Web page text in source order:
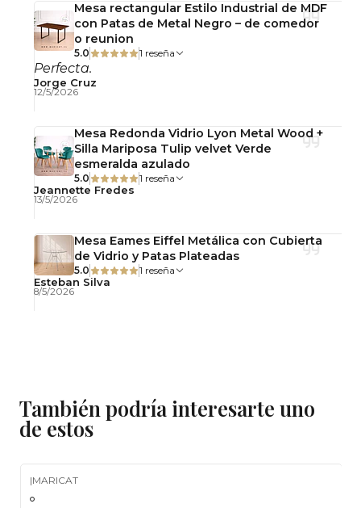
Mesa rectangular Estilo Industrial de MDF
con Patas de Metal Negro – de comedor
o reunion
5.0 1 reseña
Perfecta.
Jorge Cruz
12/5/2026
Mesa Redonda Vidrio Lyon Metal Wood +
Silla Mariposa Tulip velvet Verde
esmeralda azulado
5.0 1 reseña
Jeannette Fredes
13/5/2026
Mesa Eames Eiffel Metálica con Cubierta
de Vidrio y Patas Plateadas
5.0 1 reseña
Esteban Silva
8/5/2026
También podría interesarte uno
de estos
|MARICAT